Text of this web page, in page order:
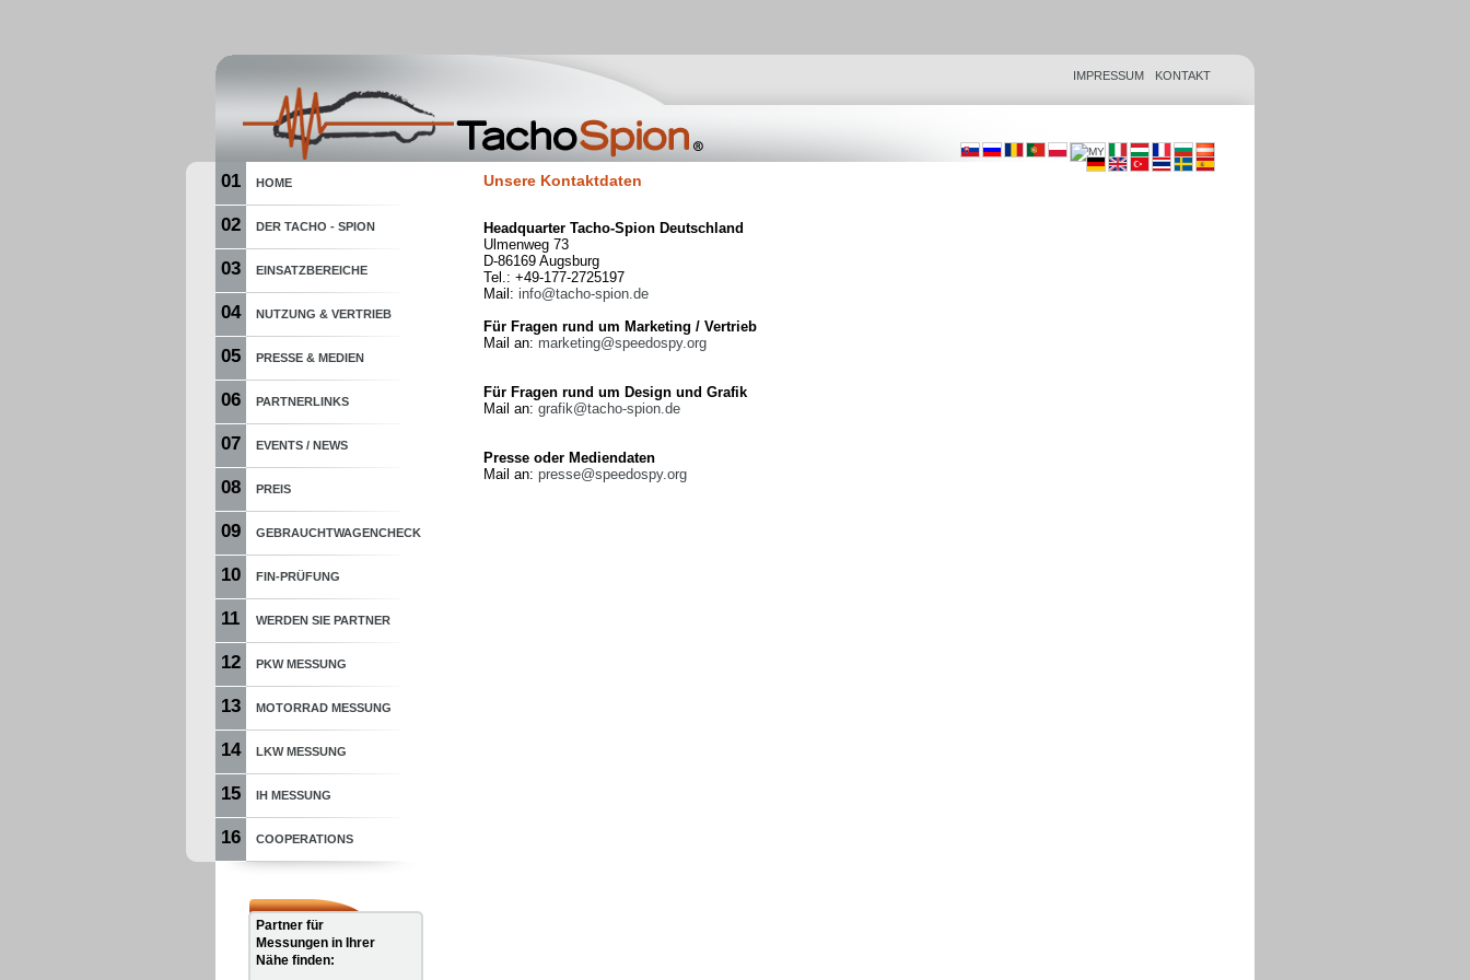
IMPRESSUM KONTAKT
01 HOME
02 DER TACHO - SPION
03 EINSATZBEREICHE
04 NUTZUNG & VERTRIEB
05 PRESSE & MEDIEN
06 PARTNERLINKS
07 EVENTS / NEWS
08 PREIS
09 GEBRAUCHTWAGENCHECK
10 FIN-PRÜFUNG
11 WERDEN SIE PARTNER
12 PKW MESSUNG
13 MOTORRAD MESSUNG
14 LKW MESSUNG
15 IH MESSUNG
16 COOPERATIONS
Partner für
Messungen in Ihrer
Nähe finden:
Unsere Kontaktdaten
Headquarter Tacho-Spion Deutschland
Ulmenweg 73
D-86169 Augsburg
Tel.: +49-177-2725197
Mail: info@tacho-spion.de
Für Fragen rund um Marketing / Vertrieb
Mail an: marketing@speedospy.org
Für Fragen rund um Design und Grafik
Mail an: grafik@tacho-spion.de
Presse oder Mediendaten
Mail an: presse@speedospy.org